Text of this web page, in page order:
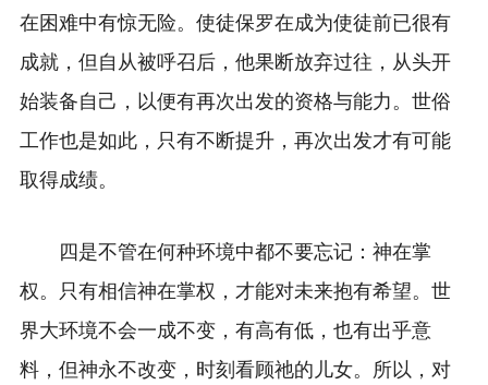
在困难中有惊无险。使徒保罗在成为使徒前已很有
成就，但自从被呼召后，他果断放弃过往，从头开
始装备自己，以便有再次出发的资格与能力。世俗
工作也是如此，只有不断提升，再次出发才有可能
取得成绩。
四是不管在何种环境中都不要忘记：神在掌
权。只有相信神在掌权，才能对未来抱有希望。世
界大环境不会一成不变，有高有低，也有出乎意
料，但神永不改变，时刻看顾祂的儿女。所以，对